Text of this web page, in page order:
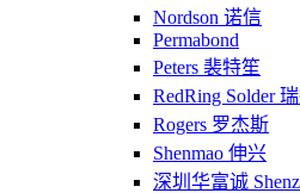
Nordson 诺信
Permabond
Peters 裴特笙
RedRing Solder
Rogers 罗杰斯
Shenmao 伸兴
深圳华富诚